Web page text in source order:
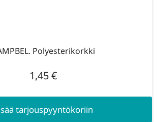
Polyesterikorkki
1,45€
tarjouspyyntökoriin